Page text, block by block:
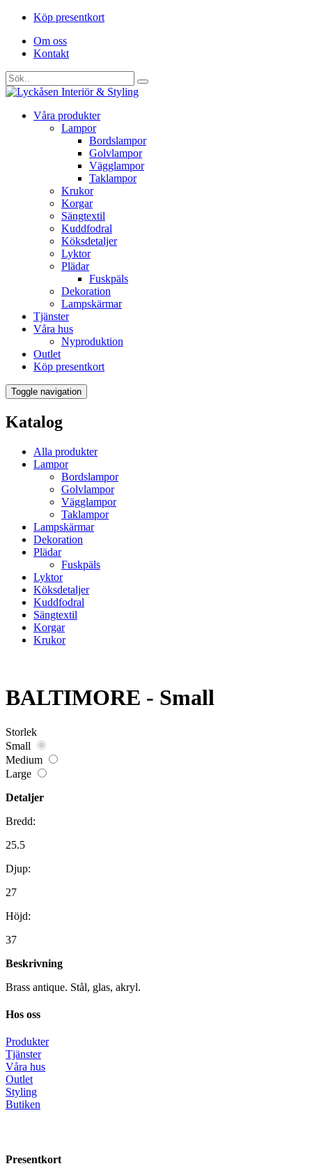
Köp presentkort
Om oss
Kontakt
Våra produkter
Lampor
Bordslampor
Golvlampor
Vägglampor
Taklampor
Krukor
Korgar
Sängtextil
Kuddfodral
Köksdetaljer
Lyktor
Plädar
Fuskpäls
Dekoration
Lampskärmar
Tjänster
Våra hus
Nyproduktion
Outlet
Köp presentkort
Toggle navigation
Katalog
Alla produkter
Lampor
Bordslampor
Golvlampor
Vägglampor
Taklampor
Lampskärmar
Dekoration
Plädar
Fuskpäls
Lyktor
Köksdetaljer
Kuddfodral
Sängtextil
Korgar
Krukor
BALTIMORE - Small
Storlek
Small
Medium
Large
Detaljer
Bredd:
25.5
Djup:
27
Höjd:
37
Beskrivning
Brass antique. Stål, glas, akryl.
Hos oss
Produkter
Tjänster
Våra hus
Outlet
Styling
Butiken
Presentkort